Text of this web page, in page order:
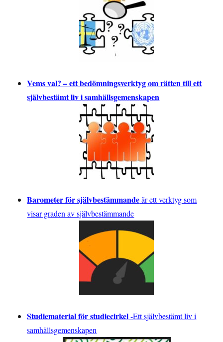
Vems val? – ett bedömningsverktyg om rätten till ett
självbestämt liv i samhällsgemenskapen
Barometer för självbestämmandeär ett verktyg som
visar graden av självbestämmande
Studiematerial för studiecirkel-Ett självbestämt liv i
samhällsgemenskapen